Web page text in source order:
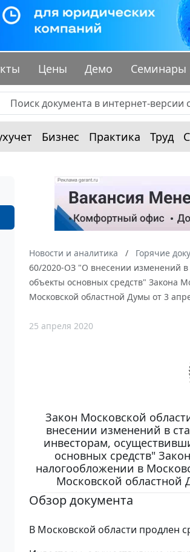
Цены Демо Семинары
Бизнес Практика Труд
Новости и аналитика Горячие
60/2020-ОЗ "О внесении изменений
объекты основных средств" Закона
Московской областной Думы от 3
25 апреля 2020
Закон Московской
внесении изменений в
инвесторам,
основных средств"
налогообложении в
Московской областной
Обзор документа
В Московской области продлен